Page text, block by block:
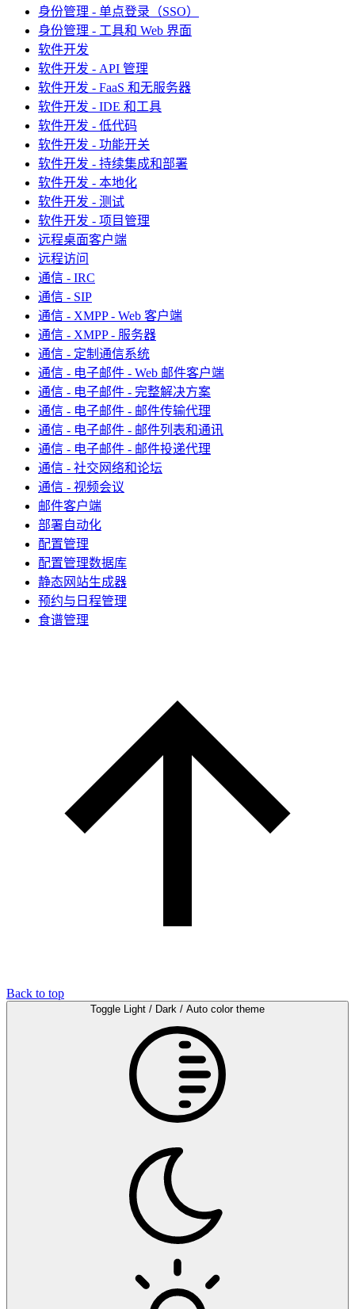
身份管理 - 单点登录（SSO）
身份管理 - 工具和 Web 界面
软件开发
软件开发 - API 管理
软件开发 - FaaS 和无服务器
软件开发 - IDE 和工具
软件开发 - 低代码
软件开发 - 功能开关
软件开发 - 持续集成和部署
软件开发 - 本地化
软件开发 - 测试
软件开发 - 项目管理
远程桌面客户端
远程访问
通信 - IRC
通信 - SIP
通信 - XMPP - Web 客户端
通信 - XMPP - 服务器
通信 - 定制通信系统
通信 - 电子邮件 - Web 邮件客户端
通信 - 电子邮件 - 完整解决方案
通信 - 电子邮件 - 邮件传输代理
通信 - 电子邮件 - 邮件列表和通讯
通信 - 电子邮件 - 邮件投递代理
通信 - 社交网络和论坛
通信 - 视频会议
邮件客户端
部署自动化
配置管理
配置管理数据库
静态网站生成器
预约与日程管理
食谱管理
Back to top
Toggle Light / Dark / Auto color theme